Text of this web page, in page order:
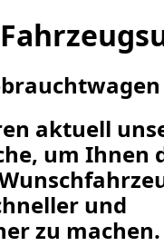
aktuell
um Ihnen
und
zu machen.